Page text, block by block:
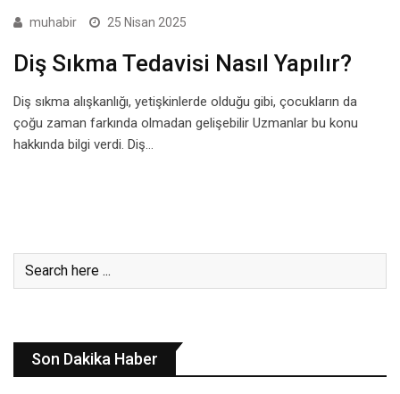
muhabir 25 Nisan 2025
Diş Sıkma Tedavisi Nasıl Yapılır?
Diş sıkma alışkanlığı, yetişkinlerde olduğu gibi, çocukların da
çoğu zaman farkında olmadan gelişebilir Uzmanlar bu konu
hakkında bilgi verdi. Diş…
Son Dakika Haber